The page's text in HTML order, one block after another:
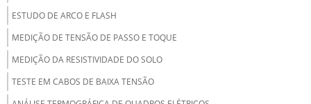
ESTUDO DE ARCO E FLASH
MEDIÇÃO DE TENSÃO DE PASSO E TOQUE
MEDIÇÃO DA RESISTIVIDADE DO SOLO
TESTE EM CABOS DE BAIXA TENSÃO